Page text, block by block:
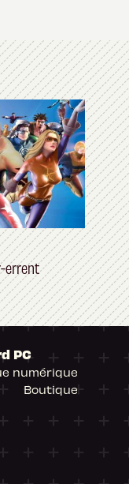
errent
PC
numérique
Boutique